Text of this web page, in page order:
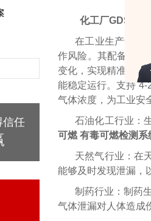
信任
化工厂GDS可
在工业生产中，
作风险。其配备标准
变化，实现精准监测
能稳定运行。支持 4-
气体浓度，为工业安
石油化工行业：
可燃 有毒可燃检测系
天然气行业：在
能够及时发现泄漏，
制药行业：制药
气体泄漏对人体造成